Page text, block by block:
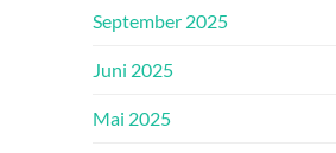
September 2025
Juni 2025
Mai 2025